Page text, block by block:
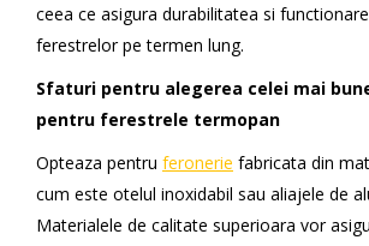
ceea ce asigura durabilitatea si
ferestrelor pe termen lung.
Sfaturi pentru alegerea celei mai
pentru ferestrele termopan
Opteaza pentru feronerie fabricata din
cum este otelul inoxidabil sau aliajele de
Materialele de calitate superioara vor